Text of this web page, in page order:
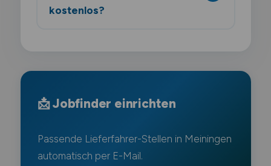
kostenlos?
📩 Jobfinder einrichten
Passende Lieferfahrer-Stellen in Meiningen
automatisch per E-Mail.